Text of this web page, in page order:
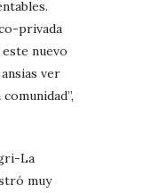
privada
nuevo
ver
La
muy